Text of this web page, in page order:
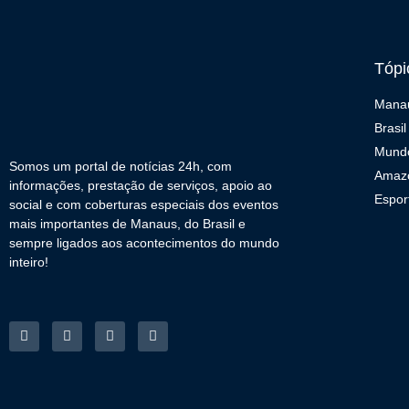
Somos um portal de notícias 24h, com
informações, prestação de serviços, apoio ao
social e com coberturas especiais dos eventos
mais importantes de Manaus, do Brasil e
sempre ligados aos acontecimentos do mundo
inteiro!
Brasil